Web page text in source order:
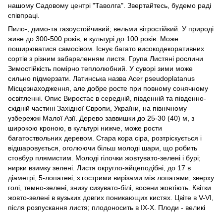
нашому Садовому центрі "Таволга". Звертайтесь, будемо раді
співпраці.
Пило-, димо-та газоустойчивий; вельми вітростійкий. У природі
живе до 300-500 років, в культурі до 100 років. Може
поширюватися самосівом. Існує багато високодекоративних
сортів з різним забарвленням листя. Група Листяні рослини
Зимостійкість помірно теплолюбний. У суворі зими може
сильно підмерзати. Латинська назва Acer pseudoplatanus
Місцезнаходження, але добре росте при повному сонячному
освітленні. Опис Виростає в середній, південній та південно-
східній частині Західної Європи, України, на північному
узбережжі Малої Азії. Дерево заввишки до 25-30 (40) м, з
широкою кроною, в культурі нижче, може рости
багатоствольних деревом. Стара кора сіра, розтріскується і
відшаровується, оголюючи більш молоді шари, що робить
стовбур плямистим. Молоді гілочки жовтувато-зелені і бурі;
нирки взимку зелені. Листя округло-яйцеподібні, до 17 в
діаметрі, 5-лопатеві, з гострими вирізами між лопатями; зверху
голі, темно-зелені, знизу сизувато-білі, восени жовтіють. Квітки
жовто-зелені в вузьких довгих поникающих кистях. Цвіте в V-VI,
після розпускання листя; плодоносить в IX-X. Плоди - великі